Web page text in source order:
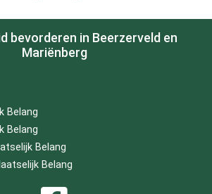
bevorderen in Beerzerveld en
Mariënberg
Belang
Belang
Belang
Belang